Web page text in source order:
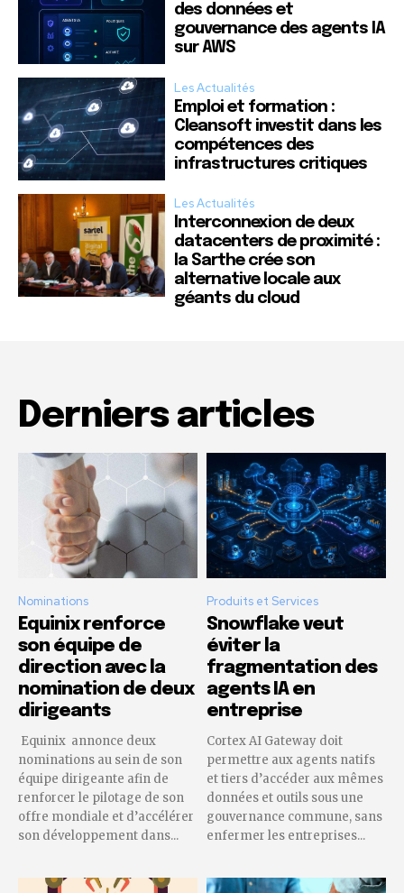
des données et
gouvernance des agents IA
sur AWS
Les Actualités
Emploi et formation :
Cleansoft investit dans les
compétences des
infrastructures critiques
Les Actualités
Interconnexion de deux
datacenters de proximité :
la Sarthe crée son
alternative locale aux
géants du cloud
Derniers articles
Nominations
Equinix renforce
son équipe de
direction avec la
nomination de deux
dirigeants
Equinix annonce deux
nominations au sein de son
équipe dirigeante afin de
renforcer le pilotage de son
offre mondiale et d’accélérer
son développement dans...
Produits et Services
Snowflake veut
éviter la
fragmentation des
agents IA en
entreprise
Cortex AI Gateway doit
permettre aux agents natifs
et tiers d’accéder aux mêmes
données et outils sous une
gouvernance commune, sans
enfermer les entreprises...